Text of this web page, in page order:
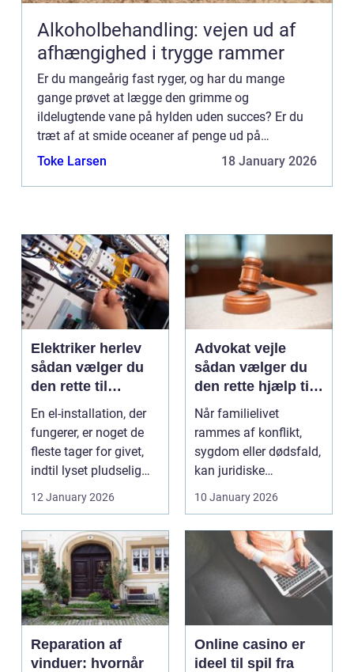
Alkoholbehandling: vejen ud af
afhængighed i trygge rammer
Er du mangeårig fast ryger, og har du mange
gange prøvet at lægge den grimme og
ildelugtende vane på hylden uden succes? Er du
træt af at smide oceaner af penge ud på
nikotintyggegummi eller ditto plastre, mundspray
Toke Larsen 18 January 2026
Elektriker herlev
sådan vælger du
den rette til
opgaven
En el-installation, der
fungerer, er noget de
fleste tager for givet,
indtil lyset pludselig
12 January 2026
Advokat vejle
sådan vælger du
den rette hjælp til
familien
Når familielivet
rammes af konflikt,
sygdom eller dødsfald,
kan juridiske
vokse si...
10 January 2026
Reparation af
vinduer: hvornår
Online casino er
ideel til spil fra